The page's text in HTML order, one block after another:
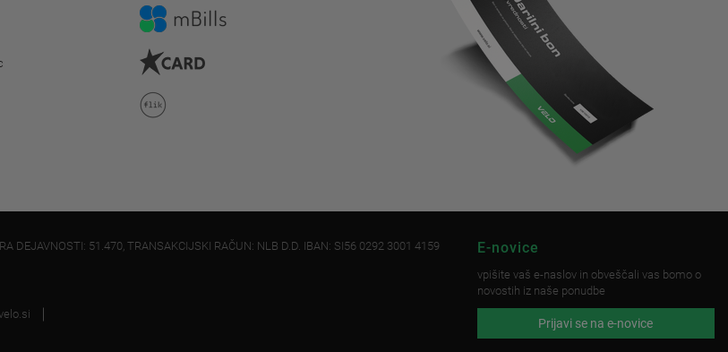
DEJAVNOSTI: 51.470, TRANSAKCIJSKI RAČUN: NLB D.D. IBAN: SI56 0292 3001 4159
E-novice
vpišite vaš e-naslov in obveščali vas bomo o
novostih iz naše ponudbe
Prijavi se na e-novice